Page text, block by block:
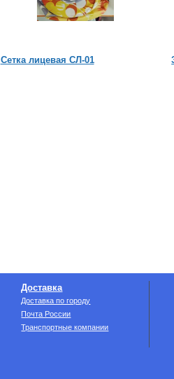
Сетка лицевая СЛ-01
Доставка
Доставка по городу
Почта России
Транспортные компании